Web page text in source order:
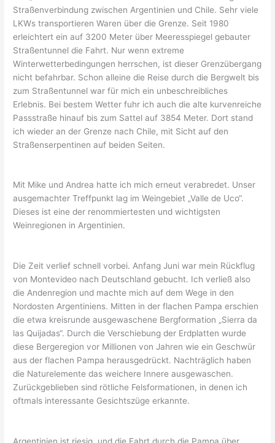
Straßenverbindung zwischen Argentinien und Chile. Sehr viele
LKWs transportieren Waren über die Grenze. Seit 1980
erleichtert ein auf 3200 Meter über Meeresspiegel gebauter
Straßentunnel die Fahrt. Nur wenn extreme
Winterwetterbedingungen herrschen, ist dieser Grenzübergang
nicht befahrbar. Schon alleine die Reise durch die Bergwelt bis
zum Straßentunnel war für mich ein unbeschreibliches
Erlebnis. Bei bestem Wetter fuhr ich auch die alte kurvenreiche
Passstraße hinauf bis zum Sattel auf 3854 Meter. Dort stand
ich wieder an der Grenze nach Chile, mit Sicht auf den
Straßenserpentinen auf beiden Seiten.
Mit Mike und Andrea hatte ich mich erneut verabredet. Unser
ausgemachter Treffpunkt lag im Weingebiet „Valle de Uco“.
Dieses ist eine der renommiertesten und wichtigsten
Weinregionen in Argentinien.
Die Zeit verlief schnell vorbei. Anfang Juni war mein Rückflug
von Montevideo nach Deutschland gebucht. Ich verließ also
die Andenregion und machte mich auf dem Wege in den
Nordosten Argentiniens. Mitten in der flachen Pampa erschien
die etwa kreisrunde ausgewaschene Bergformation „Sierra da
las Quijadas“. Durch die Verschiebung der Erdplatten wurde
diese Bergeregion vor Millionen von Jahren wie ein Geschwür
aus der flachen Pampa herausgedrückt. Nachträglich haben
die Naturelemente das weichere Innere ausgewaschen.
Zurückgeblieben sind rötliche Felsformationen, in denen ich
oftmals interessante Gesichtszüge erkannte.